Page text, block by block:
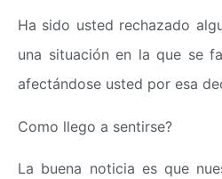
Ha sido usted rechazado
una situación en la que se
afectándose usted por esa
Como llego a sentirse?
La buena noticia es que